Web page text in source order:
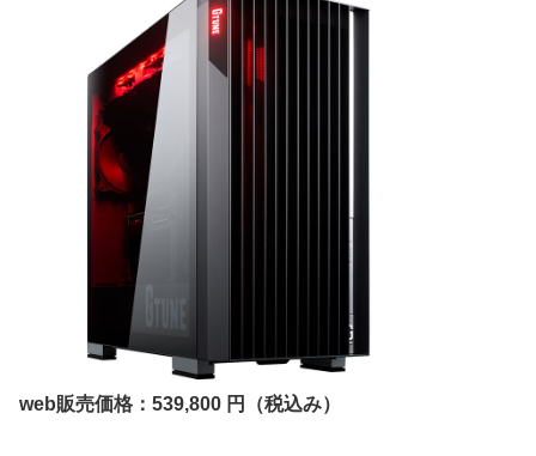
web販売価格：539,800 円（税込み）